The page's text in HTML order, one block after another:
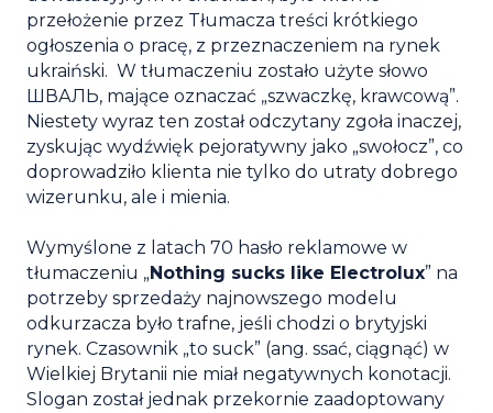
przełożenie przez Tłumacza treści krótkiego
ogłoszenia o pracę, z przeznaczeniem na rynek
ukraiński. W tłumaczeniu zostało użyte słowo
ШВАЛЬ, mające oznaczać „szwaczkę, krawcową”.
Niestety wyraz ten został odczytany zgoła inaczej,
zyskując wydźwięk pejoratywny jako „swołocz”, co
doprowadziło klienta nie tylko do utraty dobrego
wizerunku, ale i mienia.
Wymyślone z latach 70 hasło reklamowe w
tłumaczeniu „Nothing sucks like Electrolux” na
potrzeby sprzedaży najnowszego modelu
odkurzacza było trafne, jeśli chodzi o brytyjski
rynek. Czasownik „to suck” (ang. ssać, ciągnąć) w
Wielkiej Brytanii nie miał negatywnych konotacji.
Slogan został jednak przekornie zaadoptowany